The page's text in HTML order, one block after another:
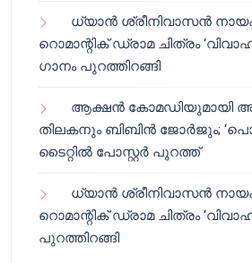
ധ്യാൻ ശ്രീനിവാസൻ
റൊമാന്റിക് ഡ്രാമ ചിത്രം
ഗാനം പുറത്തിറങ്ങി
ആക്ഷൻ കോമഡിയുമായി
തിലകനും ബിബിൻ ജോർജും;
ടൈറ്റിൽ പോസ്റ്റർ പുറത്ത്
ധ്യാൻ ശ്രീനിവാസൻ
റൊമാന്റിക് ഡ്രാമ ചിത്രം
പുറത്തിറങ്ങി